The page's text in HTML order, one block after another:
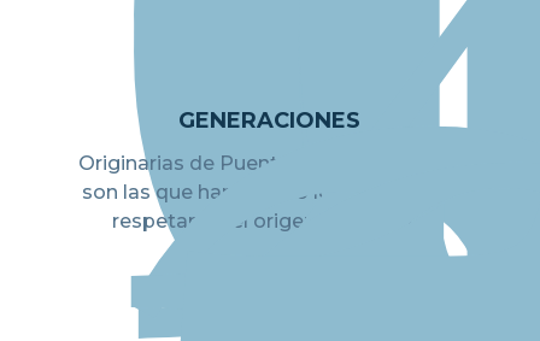
GENERACIONES
Originarias de Puente Genil (Córdoba)
son las que han puesto lo mejor de sí
respetando el origen artesanal.